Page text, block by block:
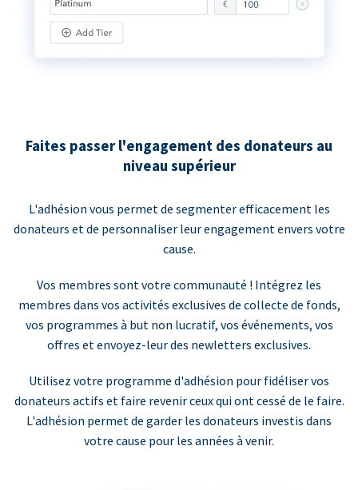
Faites passer l'engagement des donateurs au
niveau supérieur
L'adhésion vous permet de segmenter efficacement les
donateurs et de personnaliser leur engagement envers votre
cause.
Vos membres sont votre communauté ! Intégrez les
membres dans vos activités exclusives de collecte de fonds,
vos programmes à but non lucratif, vos événements, vos
offres et envoyez-leur des newletters exclusives.
Utilisez votre programme d'adhésion pour fidéliser vos
donateurs actifs et faire revenir ceux qui ont cessé de le faire.
L'adhésion permet de garder les donateurs investis dans
votre cause pour les années à venir.